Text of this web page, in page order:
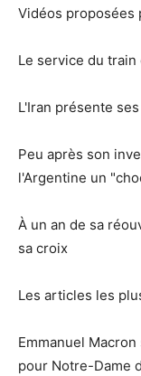
Vidéos proposées
Le service du
L'Iran présente
Peu après son
l'Argentine un
À un an de sa
sa croix
Les articles les
Emmanuel
pour Notre-Dame